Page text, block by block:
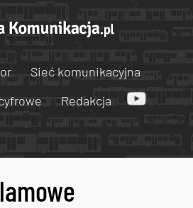
Sieć komunikacyjna
Redakcja